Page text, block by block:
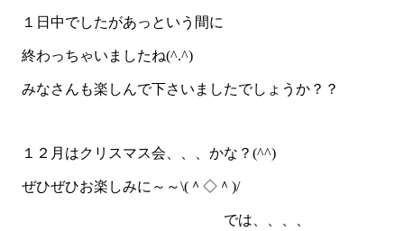
１日中でしたがあっという間に
終わっちゃいましたね(^.^)
みなさんも楽しんで下さいましたでしょうか？？
１２月はクリスマス会、、、かな？(^^)
ぜひぜひお楽しみに～～\(＾◇＾)/
では、、、、